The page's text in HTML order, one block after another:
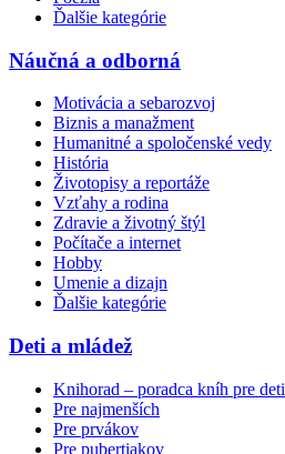
Ďalšie kategórie
Náučná a odborná
Motivácia a sebarozvoj
Biznis a manažment
Humanitné a spoločenské vedy
História
Životopisy a reportáže
Vzťahy a rodina
Zdravie a životný štýl
Počítače a internet
Hobby
Umenie a dizajn
Ďalšie kategórie
Deti a mládež
Knihorad – poradca kníh pre deti
Pre najmenších
Pre prvákov
Pre pubertiakov